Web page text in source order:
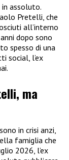
in assoluto.
Pretelli, che
all’interno
dopo sono
spesso di una
social, l’ex
ma
in crisi anzi,
famiglia che
2026, l’ex